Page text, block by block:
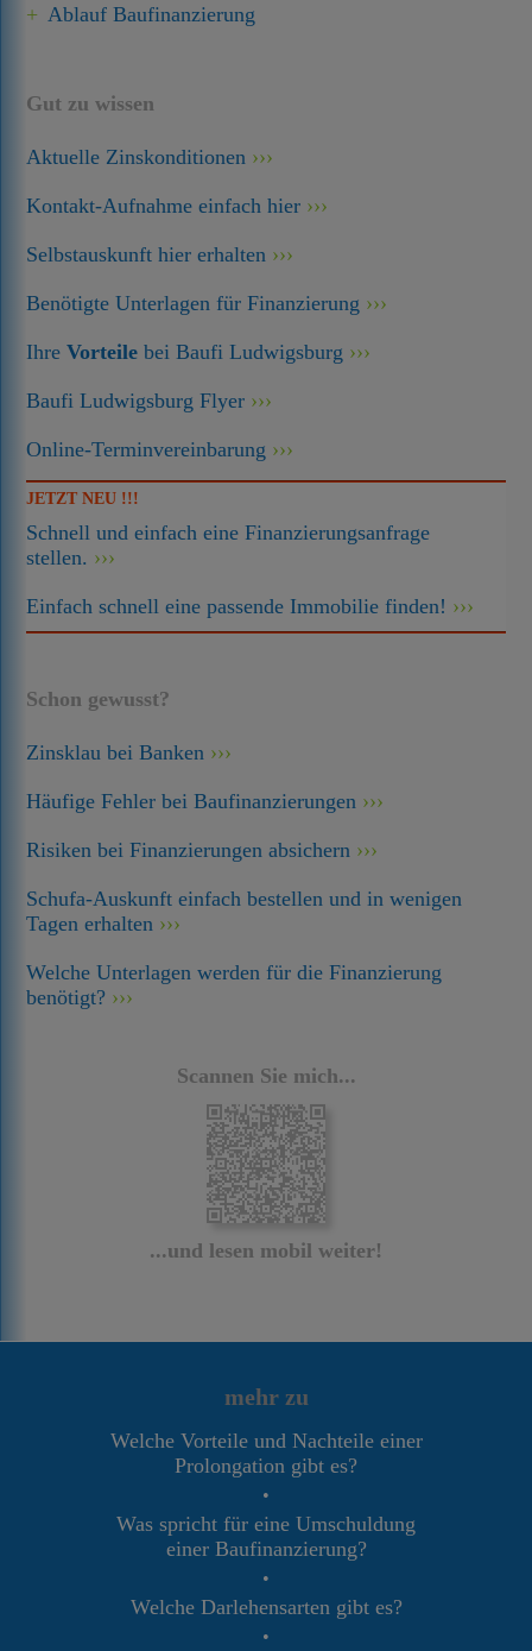
Ablauf Baufinanzierung
Gut zu wissen
Aktuelle Zinskonditionen
Kontakt-Aufnahme einfach hier
Selbstauskunft hier erhalten
Benötigte Unterlagen für Finanzierung
IhreVorteile bei Baufi Ludwigsburg
Baufi Ludwigsburg Flyer
Online-Terminvereinbarung
JETZT NEU !!!
Schnell und einfach eine Finanzierungsanfrage
stellen.
Einfach schnell eine passende Immobilie finden!
Schon gewusst?
Zinsklau bei Banken
Häufige Fehler bei Baufinanzierungen
Risiken bei Finanzierungen absichern
Schufa-Auskunft einfach bestellen und in wenigen
Tagen erhalten
Welche Unterlagen werden für die Finanzierung
benötigt?
Scannen Sie mich...
...und lesen mobil weiter!
mehr zu
Welche Vorteile und Nachteile einer
Prolongation gibt es?
•
Was spricht für eine Umschuldung
einer Baufinanzierung?
•
Welche Darlehensarten gibt es?
•